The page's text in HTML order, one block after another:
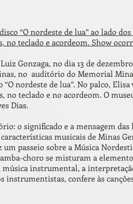
“O nordeste de lua” ao lado
teclado e acordeom. Show
Gonzaga, no dia 13 de
no auditório do Memorial
nordeste de lua”. No palco,
teclado e no acordeom. O
Dias.
o significado e a mensagem
musicais de Minas
passeio sobre a Música
choro se misturam a
instrumental, a
instrumentistas, confere às